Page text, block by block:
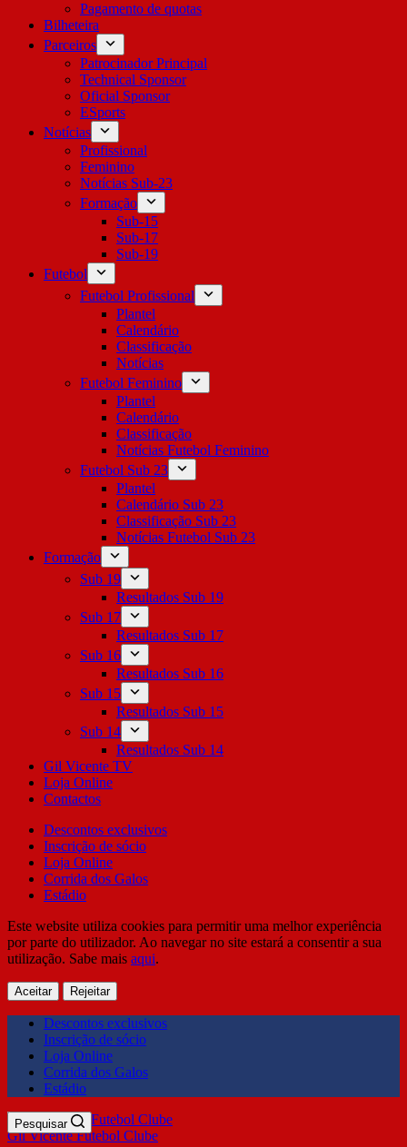
Pagamento de quotas
Bilheteira
Parceiros
Patrocinador Principal
Technical Sponsor
Oficial Sponsor
ESports
Notícias
Profissional
Feminino
Notícias Sub-23
Formação
Sub-15
Sub-17
Sub-19
Futebol
Futebol Profissional
Plantel
Calendário
Classificação
Notícias
Futebol Feminino
Plantel
Calendário
Classificação
Notícias Futebol Feminino
Futebol Sub 23
Plantel
Calendário Sub 23
Classificação Sub 23
Notícias Futebol Sub 23
Formação
Sub 19
Resultados Sub 19
Sub 17
Resultados Sub 17
Sub 16
Resultados Sub 16
Sub 15
Resultados Sub 15
Sub 14
Resultados Sub 14
Gil Vicente TV
Loja Online
Contactos
Descontos exclusivos
Inscrição de sócio
Loja Online
Corrida dos Galos
Estádio
Este website utiliza cookies para permitir uma melhor experiência
por parte do utilizador. Ao navegar no site estará a consentir a sua
utilização. Sabe mais aqui.
Aceitar Rejeitar
Descontos exclusivos
Inscrição de sócio
Loja Online
Corrida dos Galos
Estádio
Gil Vicente Futebol Clube
Pesquisar